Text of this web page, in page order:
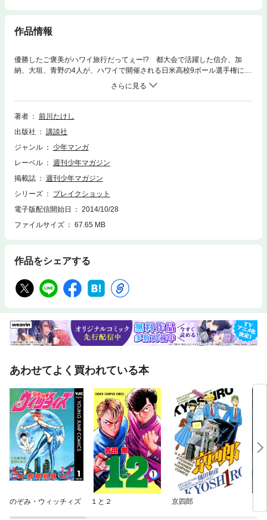
作品情報
優勝したご褒美がハワイ旅行だってぇー!? 都大会で活躍した信介、加
納、大垣、青野の4人が、ハワイで開催される日米高校9ボール選手権に招
待された。ビリヤードが盛んなアメリカ代表は、ミラクル・スルーショッ
トのボイドほか、未知の強豪ばかり。白熱した戦いも、米国チームのリー
ドで最終日をむかえるが、依然スルーショットの謎は解けない。日本チー
ムには、ボイドを倒さない限り、勝利はないんだ！
著者
前川たけし
出版社
講談社
ジャンル
少年マンガ
レーベル
週刊少年マガジン
掲載誌
週刊少年マガジン
シリーズ
ブレイクショット
電子版配信開始日
2014/10/28
ファイルサイズ
67.65 MB
作品をシェアする
あわせてよく買われている本
のぞみ・ウィッチィズ １と２ 京四郎